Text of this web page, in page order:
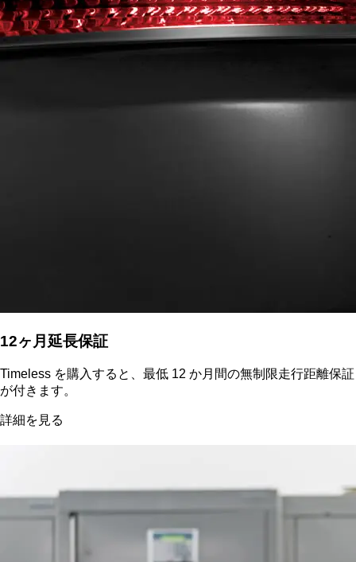
12ヶ月延長保証
Timeless を購入すると、最低 12 か月間の無制限走行距離保証
が付きます。
詳細を見る